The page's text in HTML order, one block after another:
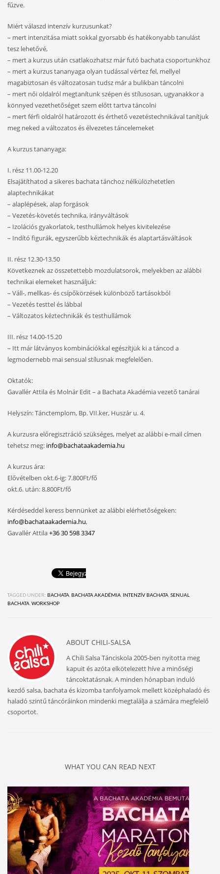
fűzve.
Miért válaszd intenzív kurzusunkat?
– mert intenzitása miatt sokkal gyorsabb és hatékonyabb tanulást
tesz lehetővé,
– mert a kurzus után csatlakozhatsz már futó bachata csoportunkhoz
– mert a kurzus tananyaga olyan tudással vértez fel, mellyel
magabiztosan és változatosan tudsz már a bulikban táncolni
– mert női oldalról megtanítunk szépen és stílusosan, ugyanakkor a
könnyed vezethetőséget szem előtt tartva táncolni
– mert férfi oldalról határozott és érthető vezetéstechnikával tanítjuk
meg neked a változatos és élvezetes táncelemeket
A kurzus tananyaga:
I. rész 11.00-12.20
Elsajátíthatod a sikeres bachata tánchoz nélkülözhetetlen
alaptechnikákat
– alaplépések, alap forgások
– Vezetés-követés technika, irányváltások
– Izolációs gyakorlatok, testhullámok helyes kivitelezése
– Indító figurák, egyszerűbb kéztechnikák és alaptartásváltások
II. rész 12.30-13.50
Következnek az összetettebb mozdulatsorok, melyekben az alábbi
technikai elemeket használjuk:
– Váll-, mellkas- és csípőkörzések különböző tartásokból
– Vezetés testtel és lábbal
– Változatos kéztechnikák és testhullámok
III. rész 14.00-15.20
– Itt már látványos kombinációkkal egészítjük ki a táncod a
legmodernebb mai sensual stílusnak megfelelően.
Oktatók:
Gavallér Attila és Molnár Edit – a Bachata Akadémia vezető tanárai
Helyszín: Tánctemplom, Bp. VII.ker, Huszár u. 4.
A kurzusra előregisztráció szükséges, melyet az alábbi e-mail címen
tehetsz meg: info@bachataakademia.hu
A kurzus ára:
Elővételben okt.6-ig: 7.800Ft/fő
okt.6. után: 8.800Ft/fő
Kérdéseddel keress bennünket az alábbi elérhetőségeken:
info@bachataakademia.hu,
Gavallér Attila+36 30 598 3347
TAGGED UNDER: BACHATA BACHATA AKADÉMIA INTENZÍV BACHATA SENUAL
BACHATA WORKSHOP
ABOUT CHILI-SALSA
A Chili Salsa Tánciskola 2005-ben nyitotta meg
kapuit és azóta elkötelezett híve a minőségi
táncoktatásnak. A minden hónapban induló
kezdő salsa, bachata és kizomba tanfolyamok mellett középhaladó és
haladó szintű táncóráinkon mindenki megtalálja a számára megfelelő
csoportot.
WHAT YOU CAN READ NEXT